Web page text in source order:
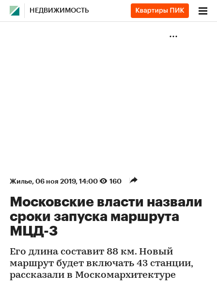
НЕДВИЖИМОСТЬ
Жилье⁠, 06 ноя 2019, 14:00 160
Московские власти назвали
сроки запуска маршрута
МЦД-3
Его длина составит 88 км. Новый
маршрут будет включать 43 станции,
рассказали в Москомархитектуре